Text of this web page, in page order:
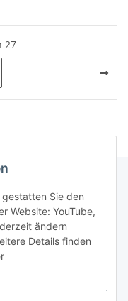
27
gestatten Sie den
Website: YouTube,
ändern
Details finden